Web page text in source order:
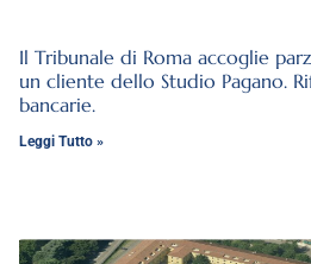
Il Tribunale di Roma accoglie
un cliente dello Studio Pagano.
bancarie.
Leggi Tutto »